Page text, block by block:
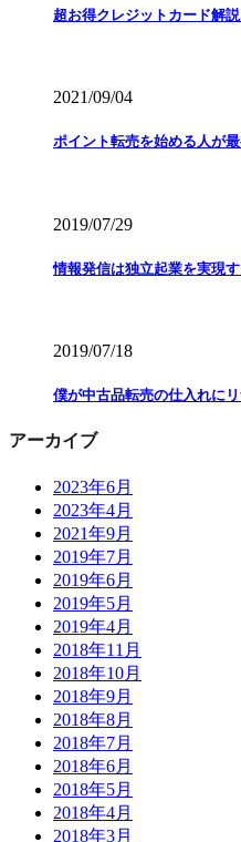
超お得クレジットカード解
2021/09/04
ポイント転売を始める人が
2019/07/29
情報発信は独立起業を実現す
2019/07/18
僕が中古品転売の仕入れに
アーカイブ
2023年6月
2023年4月
2021年9月
2019年7月
2019年6月
2019年5月
2019年4月
2018年11月
2018年10月
2018年9月
2018年8月
2018年7月
2018年6月
2018年5月
2018年4月
2018年3月